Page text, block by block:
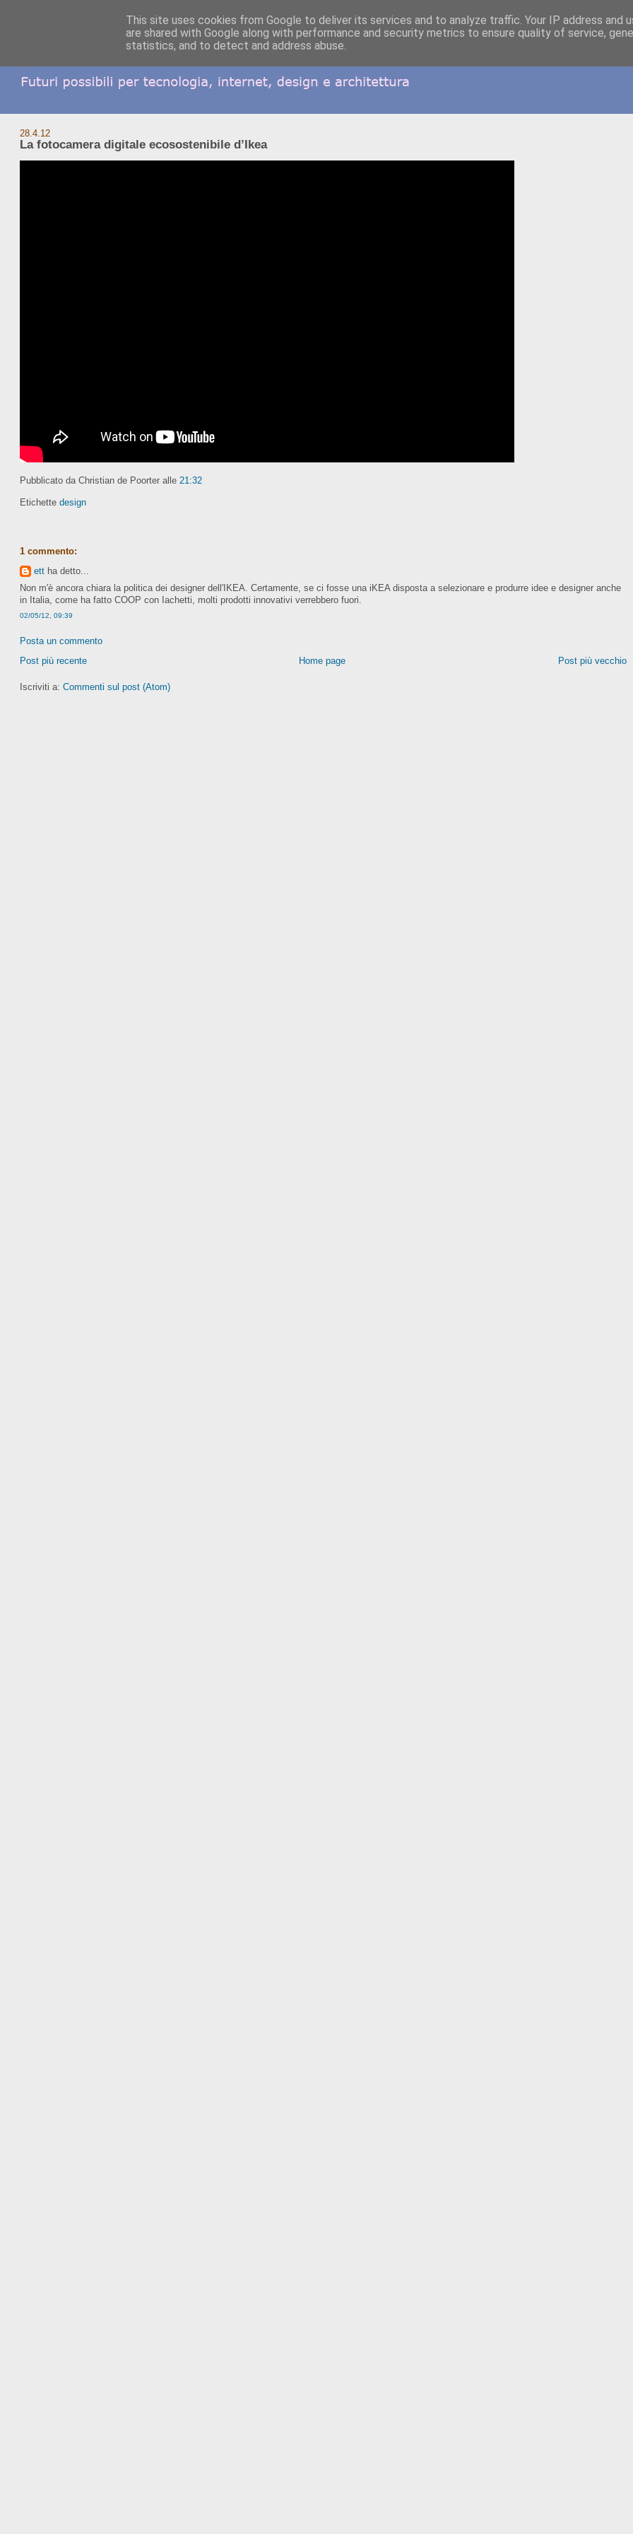
28.4.12
La fotocamera digitale ecosostenibile d’Ikea
Pubblicato da Christian de Poorter alle 21:32
Etichette design
1 commento:
ettha detto...
Non m'è ancora chiara la politica dei designer dell'IKEA. Certamente, se ci fosse una iKEA disposta a selezionare e produrre idee e designer anche
in Italia, come ha fatto COOP con Iachetti, molti prodotti innovativi verrebbero fuori.
02/05/12, 09:39
Posta un commento
Post più recente
Post più vecchio
Home page
Iscriviti a: Commenti sul post (Atom)
This site uses cookies from Google to deliver its services and to analyze traffic. Your IP address and
are shared with Google along with performance and security metrics to ensure quality of service,
statistics, and to detect and address abuse.